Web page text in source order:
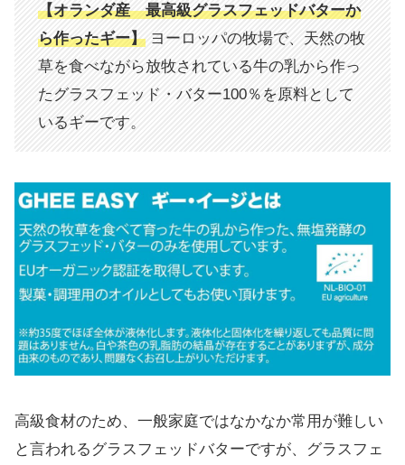
【オランダ産 最高級グラスフェッドバターか
ら作ったギー】ヨーロッパの牧場で、天然の牧
草を食べながら放牧されている牛の乳から作っ
たグラスフェッド・バター100％を原料として
いるギーです。
高級食材のため、一般家庭ではなかなか常用が難しい
と言われるグラスフェッドバターですが、グラスフェ